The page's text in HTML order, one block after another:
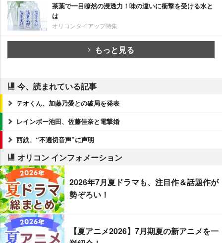
茶葉で一目瞭然の浸透力！味の違いに衝撃を受ける水と
は
オリコンタイアップ特集
もっと見る
今、読まれている記事
テオくん、加藤乃愛との破局を発表
レインボー池田、佐藤佳奈と電撃婚
西鉄、“不適切音声”に声明
オリコン インフォメーション
2026年7月夏ドラマも、注目作＆話題作が
勢ぞろい！
【夏アニメ2026】7月期夏の新アニメを一